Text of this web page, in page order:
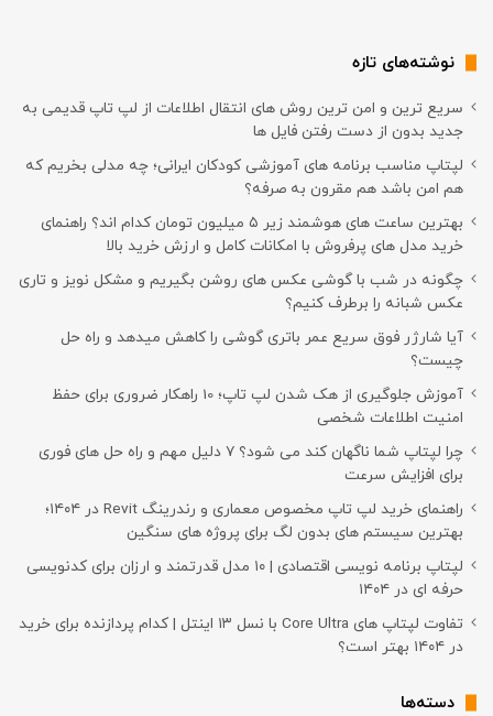
نوشته‌های تازه
سریع ترین و امن ترین روش های انتقال اطلاعات از لپ تاپ قدیمی به
جدید بدون از دست رفتن فایل ها
لپتاپ مناسب برنامه های آموزشی کودکان ایرانی؛ چه مدلی بخریم که
هم امن باشد هم مقرون به صرفه؟
بهترین ساعت های هوشمند زیر ۵ میلیون تومان کدام اند؟ راهنمای
خرید مدل های پرفروش با امکانات کامل و ارزش خرید بالا
چگونه در شب با گوشی عکس های روشن بگیریم و مشکل نویز و تاری
عکس شبانه را برطرف کنیم؟
آیا شارژر فوق سریع عمر باتری گوشی را کاهش میدهد و راه حل
چیست؟
آموزش جلوگیری از هک شدن لپ تاپ؛ 10 راهکار ضروری برای حفظ
امنیت اطلاعات شخصی
چرا لپتاپ شما ناگهان کند می شود؟ ۷ دلیل مهم و راه حل های فوری
برای افزایش سرعت
راهنمای خرید لپ تاپ مخصوص معماری و رندرینگ Revit در ۱۴۰۴؛
بهترین سیستم های بدون لگ برای پروژه های سنگین
لپتاپ برنامه نویسی اقتصادی | ۱۰ مدل قدرتمند و ارزان برای کدنویسی
حرفه ای در ۱۴۰۴
تفاوت لپتاپ های Core Ultra با نسل ۱۳ اینتل | کدام پردازنده برای خرید
در ۱۴۰۴ بهتر است؟
دسته‌ها